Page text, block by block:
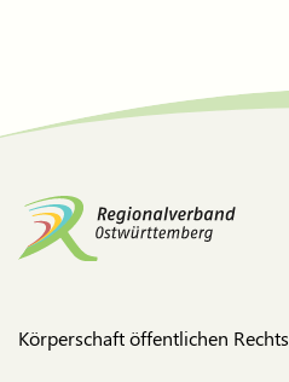
Körperschaft öffentlichen Rechts